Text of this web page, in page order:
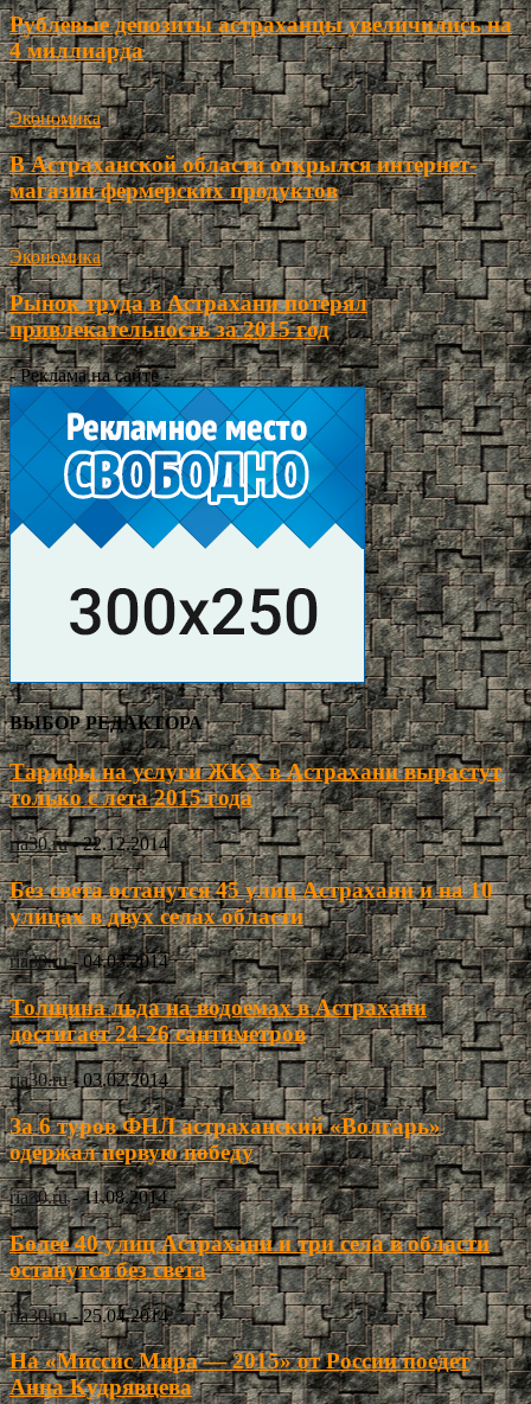
Рублевые депозиты астраханцы увеличились на
4 миллиарда
Экономика
В Астраханской области открылся интернет-
магазин фермерских продуктов
Экономика
Рынок труда в Астрахани потерял
привлекательность за 2015 год
- Реклама на сайте -
ВЫБОР РЕДАКТОРА
Тарифы на услуги ЖКХ в Астрахани вырастут
только с лета 2015 года
ria30.ru - 22.12.2014
Без света останутся 45 улиц Астрахани и на 10
улицах в двух селах области
ria30.ru - 04.03.2014
Толщина льда на водоемах в Астрахани
достигает 24-26 сантиметров
ria30.ru - 03.02.2014
За 6 туров ФНЛ астраханский «Волгарь»
одержал первую победу
ria30.ru - 11.08.2014
Более 40 улиц Астрахани и три села в области
останутся без света
ria30.ru - 25.04.2014
На «Миссис Мира — 2015» от России поедет
Анна Кудрявцева